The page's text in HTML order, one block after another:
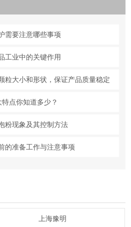
需要注意哪些事项
工业中的关键作用
粒大小和形状，保证产品质量稳定
点你知道多少？
粉现象及其控制方法
的准备工作与注意事项
上海豫明